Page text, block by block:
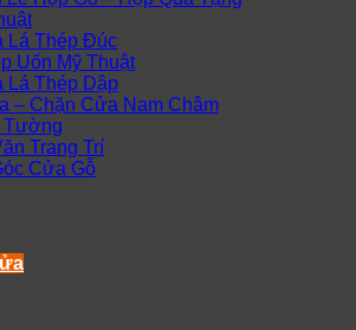
Lá Thép Đúc
Uốn Mỹ Thuật
Lá Thép Dập
– Chặn Cửa Nam Châm
Tường
Trang Trí
Cửa Gỗ